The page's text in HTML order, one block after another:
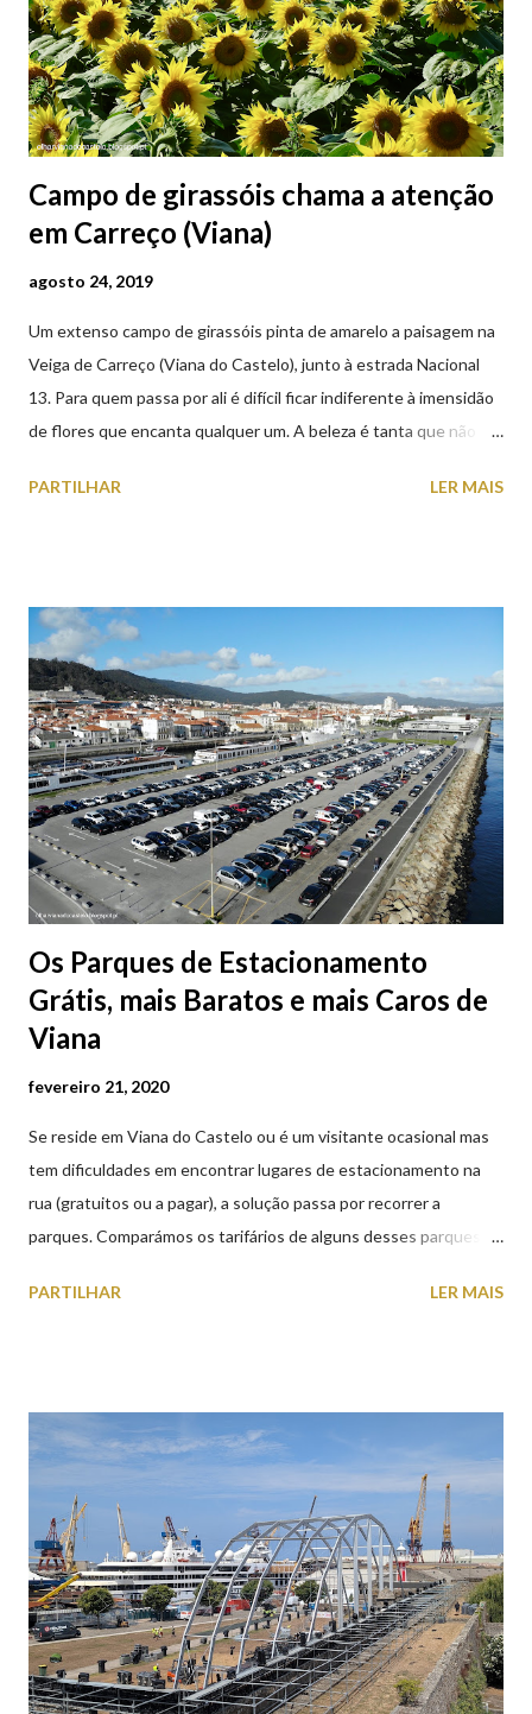
Campo de girassóis chama a atenção
em Carreço (Viana)
agosto 24, 2019
Um extenso campo de girassóis pinta de amarelo a paisagem na
Veiga de Carreço (Viana do Castelo), junto à estrada Nacional
13. Para quem passa por ali é difícil ficar indiferente à imensidão
de flores que encanta qualquer um. A beleza é tanta que não
aproveite a paisagem como cenário para tirar algumas
PARTILHAR LER MAIS
Os Parques de Estacionamento
Grátis, mais Baratos e mais Caros de
Viana
fevereiro 21, 2020
Se reside em Viana do Castelo ou é um visitante ocasional mas
tem dificuldades em encontrar lugares de estacionamento na
rua (gratuitos ou a pagar), a solução passa por recorrer a
parques. Comparámos os tarifários de alguns desses parques de
subterrâneos) perto do centro da cidade (entenda-se por
subterrâneos. O Parque da Estação Viana Shopping é grátis de
2ª a 5ª feira a partir das 20:00 (DIAS ÚTEIS)
PARTILHAR LER MAIS